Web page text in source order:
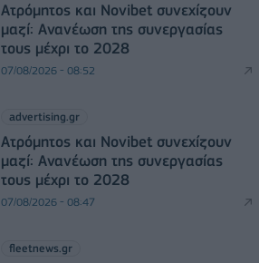
Ατρόμητος και Novibet συνεχίζουν
μαζί: Ανανέωση της συνεργασίας
τους μέχρι το 2028
07/08/2026 - 08:52
advertising.gr
Ατρόμητος και Novibet συνεχίζουν
μαζί: Ανανέωση της συνεργασίας
τους μέχρι το 2028
07/08/2026 - 08:47
fleetnews.gr